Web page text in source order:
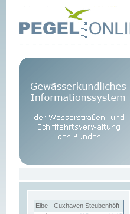
Elbe - Cuxhaven Steubenhöft